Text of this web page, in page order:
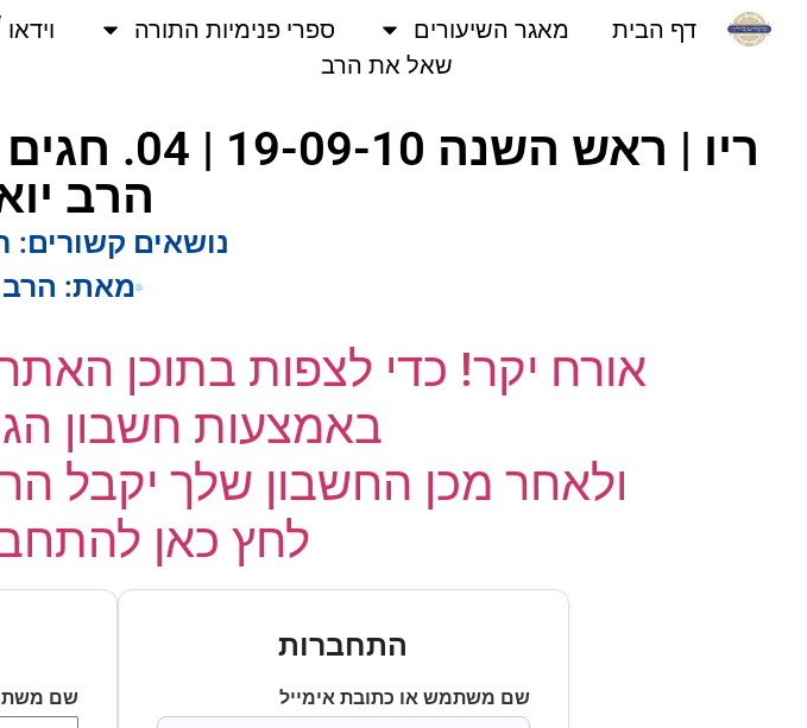
דף הבית מאגר השיעורים ספרי פנימיות התורה וידאו / VOD
שאל את הרב
הרב
נושאים קשורים:
מאת:הרב
אורח יקר! כדי לצפות בתוכן
באמצעות חשבון
ולאחר מכן החשבון שלך יקבל
לחץ כאן
התחברות
שם משתמש או כתובת אימייל שם